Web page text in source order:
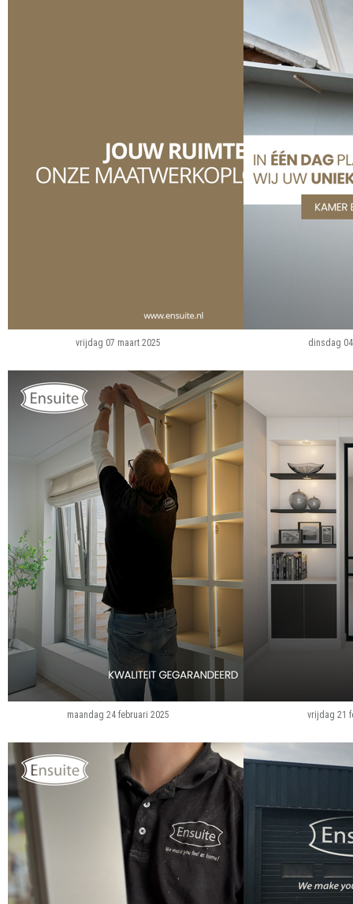
vrijdag 07 maart 2025 dinsdag
maandag 24 februari 2025 vrijdag 21